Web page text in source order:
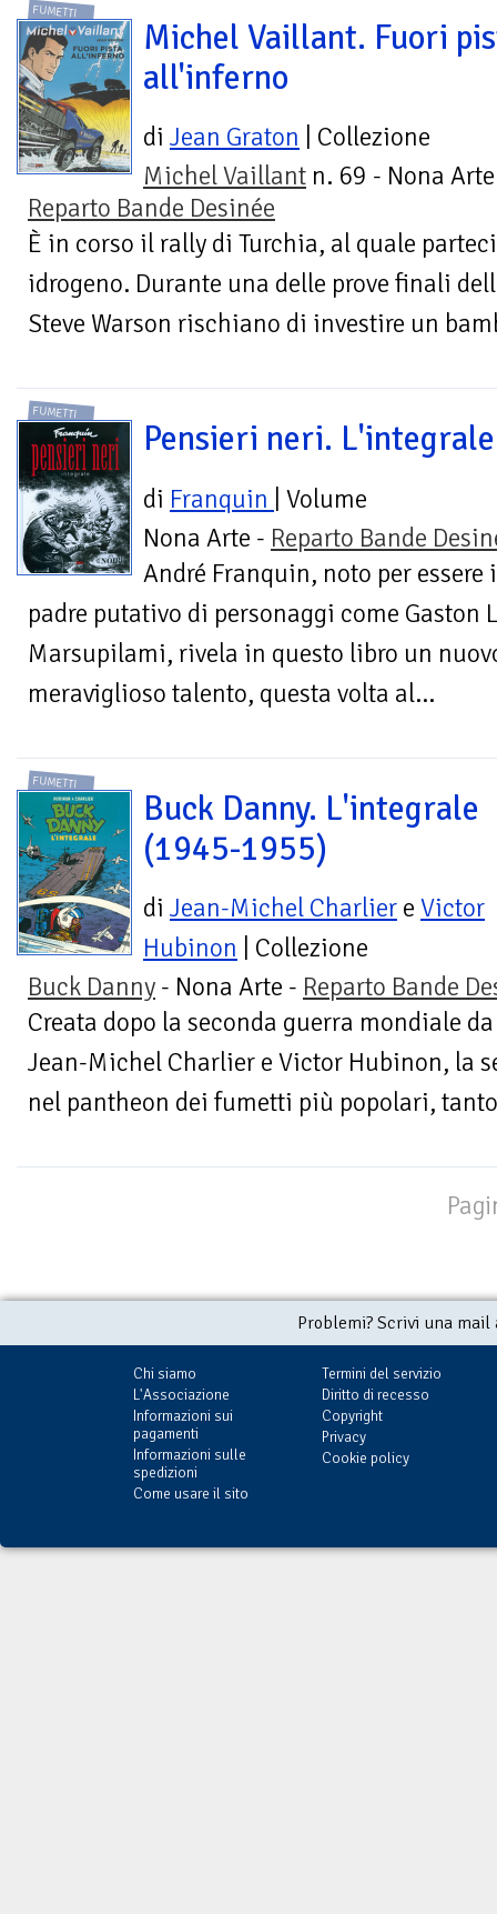
FUMETTI
Michel Vaillant. Fuori
all'inferno
di Jean Graton | Collezione
Michel Vaillant n. 69 - Nona
Reparto Bande Desinée
È in corso il rally di Turchia, al quale
idrogeno. Durante una delle prove finali
Steve Warson rischiano di investire un
FUMETTI
Pensieri neri. L'integrale
di Franquin
| Volume
Nona Arte - Reparto Bande
André Franquin, noto per essere
padre putativo di personaggi come Gaston
Marsupilami, rivela in questo libro un
meraviglioso talento, questa volta al...
FUMETTI
Buck Danny. L'integrale
(1945-1955)
di Jean-Michel Charlier e Victor
Hubinon | Collezione
Buck Danny - Nona Arte - Reparto Bande
Creata dopo la seconda guerra mondiale
Jean-Michel Charlier e Victor Hubinon, la
nel pantheon dei fumetti più popolari,
Problemi? Scrivi una
Chi siamo
L'Associazione
Informazioni sui
pagamenti
Informazioni sulle
spedizioni
Come usare il sito
Termini del servizio
Diritto di recesso
Copyright
Privacy
Cookie policy